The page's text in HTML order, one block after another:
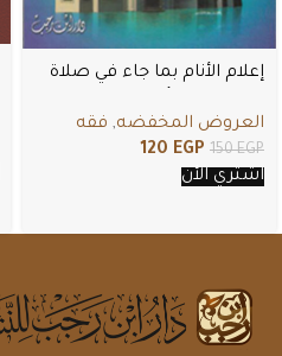
إعلام الأنام بما جاء في صلاة
العروض المخفضه, فقه
150EGP
120 EGP
اشتري الأن